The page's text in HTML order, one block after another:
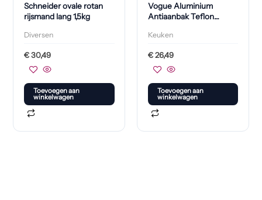
Schneider ovale rotan
rijsmand lang 1,5kg
Diversen
€30,49
Toevoegen aan
winkelwagen
Vogue Aluminium
Antiaanbak Teflon
Koekenpan 26cm
Keuken
€26,49
Toevoegen aan
winkelwagen